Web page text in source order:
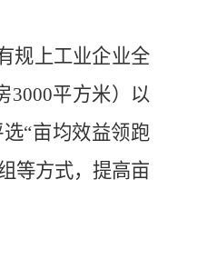
规上工业企业全
3000平方米）以
“亩均效益领跑
等方式，提高亩